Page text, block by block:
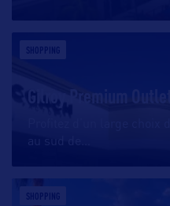
SHOPPING
Gilroy Premium Outlets
SHOPPING